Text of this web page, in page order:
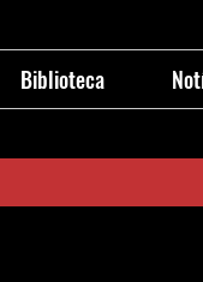
Biblioteca